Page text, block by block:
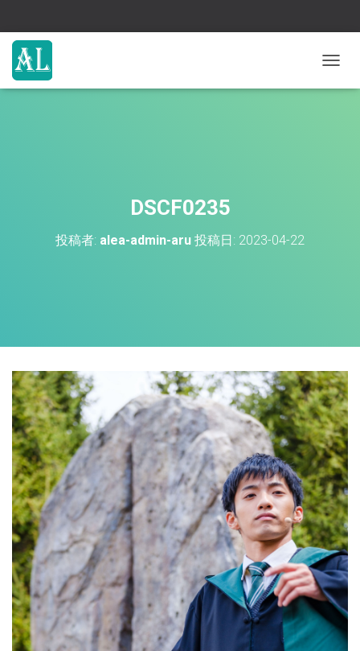
ビ
DSCF0235
投稿者: alea-admin-aru 投稿日: 2023-04-22